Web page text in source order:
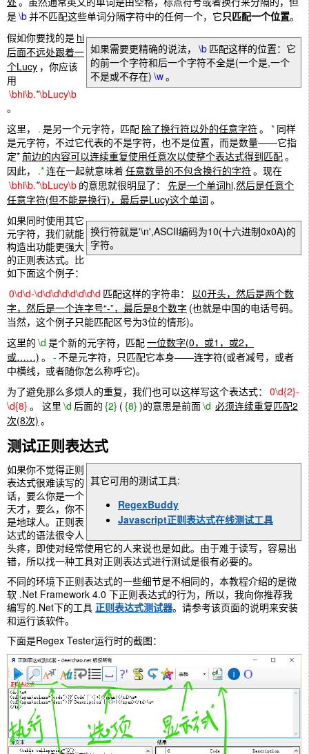
是\b并不匹配这些单词分隔字符中的任何一个，它只匹配一个位置。
如果需要更精确的说法， \b 匹配这样的位置：它
的前一个字符和后一个字符不全是(一个是,一个
不是或不存在) \w。
假如你要找的是 hi
后面不远处跟着一
个Lucy ，你应该
用
\bhi\b.*\bLucy\b
。
这里，
. 是另一个元字符，匹配 除了换行符以外的任意字符。 * 同样
是元字符，不过它代表的不是字符，也不是位置，而是数量——它指
定*前边的内容可以连续重复使用任意次以使整个表达式得到匹配 。
因此，
.*连在一起就意味着 任意数量的不包含换行的字符。现在
\bhi\b.*\bLucy\b 的意思就很明显了： 先是一个单词hi,然后是任意个
任意字符(但不能是换行)，最后是Lucy这个单词 。
换行符就是'\n',ASCII编码为10(十六进制0x0A)的
字符。
如果同时使用其它
元字符，我们就能
构造出功能更强大
的正则表达式。比
如下面这个例子：
0\d\d-\d\d\d\d\d\d\d\d 匹配这样的字符串：
以0开头，然后是两个数
字，然后是一个连字号“-”，最后是8个数字 (也就是中国的电话号码。
当然，这个例子只能匹配区号为3位的情形)。
这里的 \d 是个新的元字符，匹配 一位数字(0，或1，或2，
或……) 。 - 不是元字符，只匹配它本身——连字符(或者减号，或者
中横线，或者随你怎么称呼它)。
为了避免那么多烦人的重复，我们也可以这样写这个表达式： 0\d{2}-
\d{8} 。 这里 \d 后面的 {2} ( {8} )的意思是前面\d 必须连续重复匹配2
次(8次) 。
测试正则表达式
其它可用的测试工具:
RegexBuddy
Javascript正则表达式在线测试工具
如果你不觉得正则
表达式很难读写的
话，要么你是一个
天才，要么，你不
是地球人。正则表
达式的语法很令人
头疼，即使对经常使用它的人来说也是如此。由于难于读写，容易出
错，所以找一种工具对正则表达式进行测试是很有必要的。
不同的环境下正则表达式的一些细节是不相同的，本教程介绍的是微
软 .Net Framework 4.0 下正则表达式的行为，所以，我向你推荐我
编写的.Net下的工具 正则表达式测试器。请参考该页面的说明来安装
和运行该软件。
下面是Regex Tester运行时的截图：